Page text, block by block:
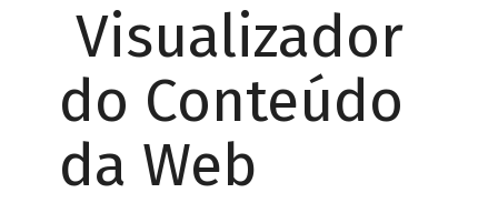
Visualizador
do Conteúdo
da Web